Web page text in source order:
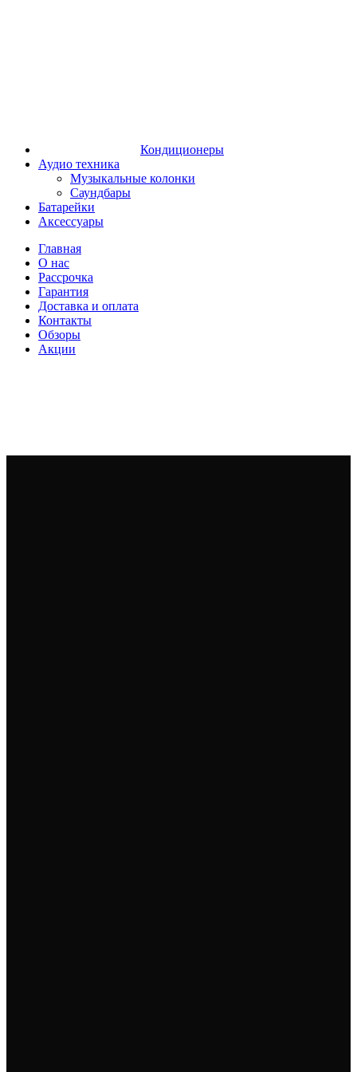
Кондиционеры
Аудио техника
Музыкальные колонки
Саундбары
Батарейки
Аксессуары
Главная
О нас
Рассрочка
Гарантия
Доставка и оплата
Контакты
Обзоры
Акции